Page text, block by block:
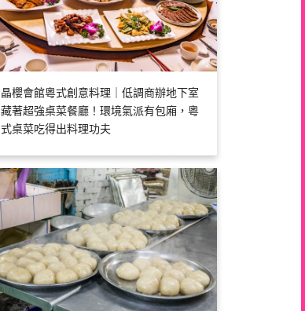
晶櫻會館粵式創意料理｜低調商辦地下室
藏著超強桌菜餐廳！環境氣派有包廂，粵
式桌菜吃得出料理功夫